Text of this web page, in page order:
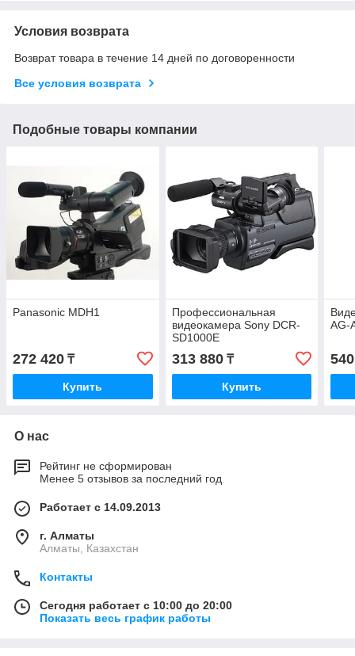
Условия возврата
Возврат товара в течение 14 дней по договоренности
Все условия возврата
Подобные товары компании
Panasonic MDH1
272 420 ₸
Купить
Профессиональная
видеокамера Sony DCR-
SD1000E
313 880₸
Купить
AG-
О нас
Рейтинг не сформирован
Менее 5 отзывов за последний год
Работает с 14.09.2013
г. Алматы
Алматы, Казахстан
Контакты
Сегодня работает с 10:00 до 20:00
Показать весь график работы